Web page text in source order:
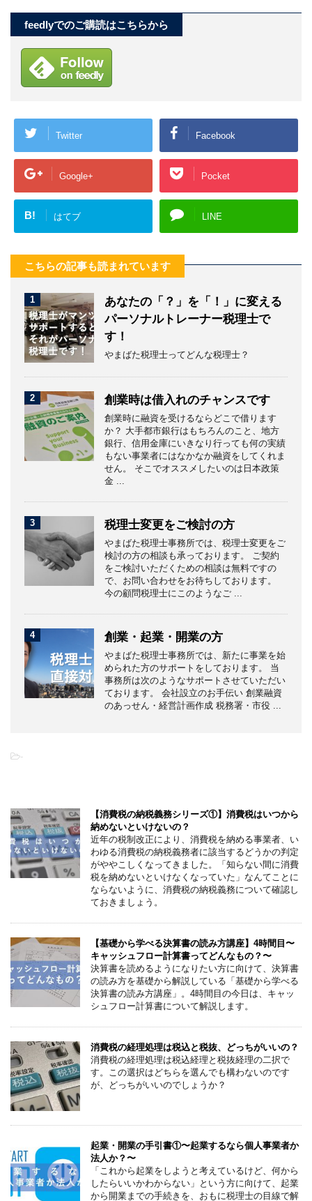
feedlyでのご購読はこちらから
Twitter Facebook
Google+ Pocket
B! はてブ LINE
こちらの記事も読まれています
1
あなたの「？」を「！」に変える
パーソナルトレーナー税理士で
す！
やまばた税理士ってどんな税理士？
2 創業時は借入れのチャンスです
創業時に融資を受けるならどこで借ります
か？ 大手都市銀行はもちろんのこと、地方
銀行、信用金庫にいきなり行っても何の実績
もない事業者にはなかなか融資をしてくれま
せん。 そこでオススメしたいのは日本政策
金 ...
3 税理士変更をご検討の方
やまばた税理士事務所では、税理士変更をご
検討の方の相談も承っております。 ご契約
をご検討いただくための相談は無料ですの
で、お問い合わせをお待ちしております。
今の顧問税理士にこのようなご ...
4 創業・起業・開業の方
やまばた税理士事務所では、新たに事業を始
められた方のサポートをしております。 当
事務所は次のようなサポートさせていただい
ております。 会社設立のお手伝い 創業融資
のあっせん・経営計画作成 税務署・市役 ...
-
【消費税の納税義務シリーズ①】消費税はいつから
納めないといけないの？
近年の税制改正により、消費税を納める事業者、い
わゆる消費税の納税義務者に該当するどうかの判定
がややこしくなってきました。「知らない間に消費
税を納めないといけなくなっていた」なんてことに
ならないように、消費税の納税義務について確認し
ておきましょう。
【基礎から学べる決算書の読み方講座】4時間目〜
キャッシュフロー計算書ってどんなもの？〜
決算書を読めるようになりたい方に向けて、決算書
の読み方を基礎から解説している「基礎から学べる
決算書の読み方講座」。4時間目の今日は、キャッ
シュフロー計算書について解説します。
消費税の経理処理は税込と税抜、どっちがいいの？
消費税の経理処理は税込経理と税抜経理の二択で
す。この選択はどちらを選んでも構わないのです
が、どっちがいいのでしょうか？
起業・開業の手引書①〜起業するなら個人事業者か
法人か？〜
「これから起業をしようと考えているけど、何から
したらいいかわからない」という方に向けて、起業
から開業までの手続きを、おもに税理士の目線で解